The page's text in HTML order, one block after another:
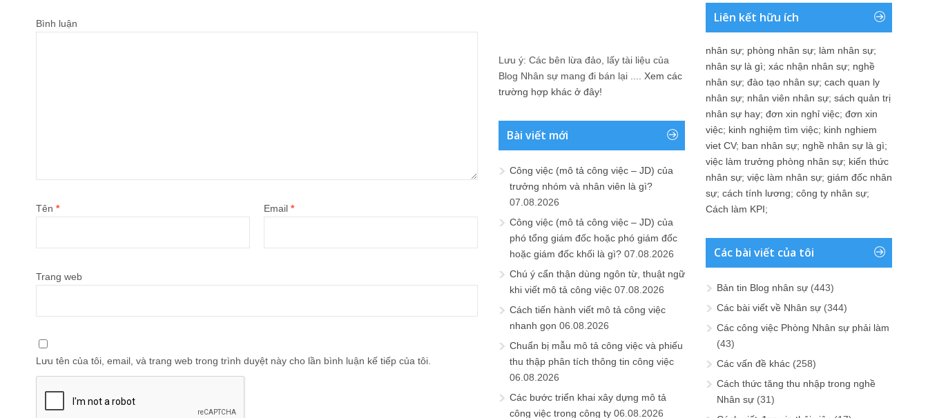
Bình luận
Tên * Email *
Trang web
Lưu tên của tôi, email, và trang web trong trình duyệt này cho lần bình luận kế tiếp của tôi.
Lưu ý: Các bên lừa đảo, lấy tài liệu của
Blog Nhân sự mang đi bán lại .... Xem các
trường hợp khác ở đây!
Bài viết mới
Công việc (mô tả công việc – JD) của
trưởng nhóm và nhân viên là gì?
07.08.2026
Công việc (mô tả công việc – JD) của
phó tổng giám đốc hoặc phó giám đốc
hoặc giám đốc khối là gì? 07.08.2026
Chú ý cẩn thận dùng ngôn từ, thuật ngữ
khi viết mô tả công việc 07.08.2026
Cách tiến hành viết mô tả công việc
nhanh gọn 06.08.2026
Chuẩn bị mẫu mô tả công việc và phiếu
thu thập phân tích thông tin công việc
06.08.2026
Các bước triển khai xây dựng mô tả
công việc trong công ty 06.08.2026
Liên kết hữu ích
nhân sự; phòng nhân sự; làm nhân sự;
nhân sự là gì; xác nhận nhân sự; nghề
nhân sự; đào tạo nhân sự; cach quan ly
nhân sự; nhân viên nhân sự; sách quản trị
nhân sự hay; đơn xin nghỉ việc; đơn xin
việc; kinh nghiệm tìm việc; kinh nghiem
viet CV; ban nhân sự; nghề nhân sự là gì;
việc làm trưởng phòng nhân sự; kiến thức
nhân sự; việc làm nhân sự; giám đốc nhân
sự; cách tính lương; công ty nhân sự;
Cách làm KPI;
Các bài viết của tôi
Bản tin Blog nhân sự (443)
Các bài viết về Nhân sự (344)
Các công việc Phòng Nhân sự phải làm
(43)
Các vấn đề khác (258)
Cách thức tăng thu nhập trong nghề
Nhân sự (31)